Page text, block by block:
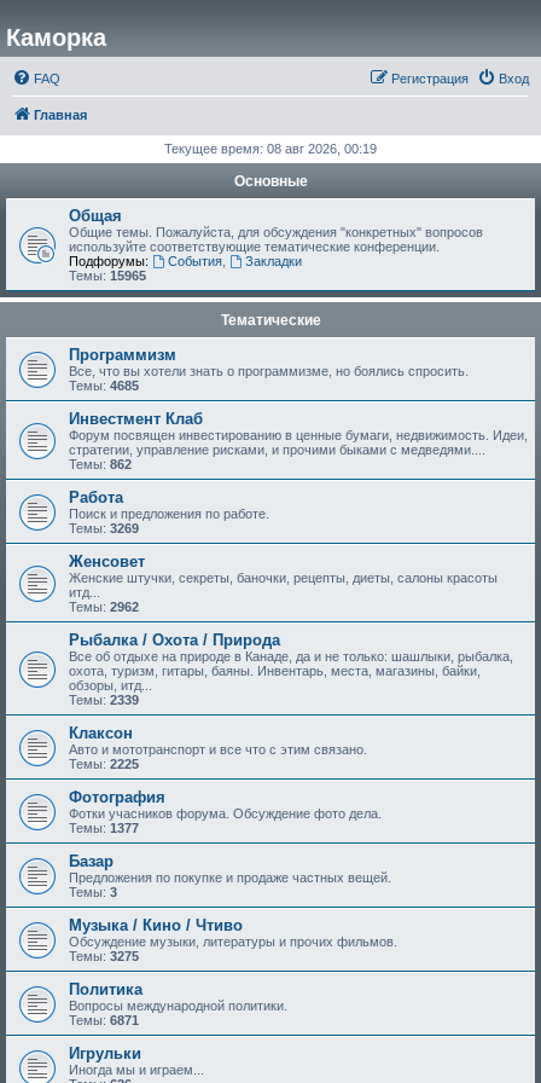
Каморка
FAQ Вход
Регистрация
Главная
Текущее время: 08 авг 2026, 00:19
Основные
Общая
Общие темы. Пожалуйста, для обсуждения "конкретных" вопросов
используйте соответствующие тематические конференции.
Подфорумы:
События,
Закладки
Темы: 15965
Тематические
Программизм
Все, что вы хотели знать о программизме, но боялись спросить.
Темы: 4685
Инвестмент Клаб
Форум посвящен инвестированию в ценные бумаги, недвижимость. Идеи,
стратегии, управление рисками, и прочими быками с медведями....
Темы: 862
Работа
Поиск и предложения по работе.
Темы: 3269
Женсовет
Женские штучки, секреты, баночки, рецепты, диеты, салоны красоты
итд...
Темы: 2962
Рыбалка / Охота / Природа
Все об отдыхе на природе в Канаде, да и не только: шашлыки, рыбалка,
охота, туризм, гитары, баяны. Инвентарь, места, магазины, байки,
обзоры, итд...
Темы: 2339
Клаксон
Авто и мототранспорт и все что с этим связано.
Темы: 2225
Фотография
Фотки учасников форума. Обсуждение фото дела.
Темы: 1377
Базар
Предложения по покупке и продаже частных вещей.
Темы: 3
Музыка / Кино / Чтиво
Обсуждение музыки, литературы и прочих фильмов.
Темы: 3275
Политика
Вопросы международной политики.
Темы: 6871
Игрульки
Иногда мы и играем...